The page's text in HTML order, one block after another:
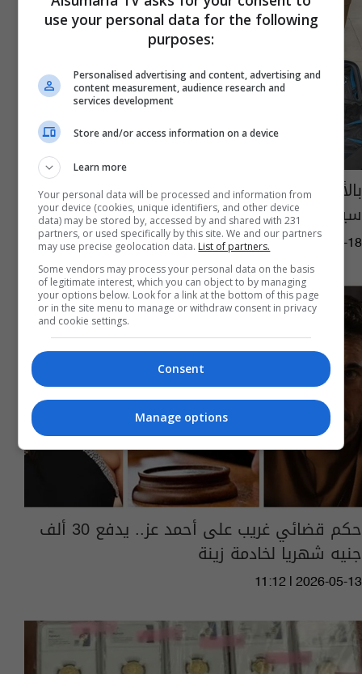
بالأرقام.. الداخلية تعلن نجاح أضخم عملية
سيبرانية في المنطقة
15:33 | 2026-05-18
حكم قضائي غريب على أحمد عز.. يدفع 30 ألف
جنيه شهريا لخادمة زينة
11:12 | 2026-05-13
use your personal data for the following
purposes:
Personalised advertising and content, advertising and
content measurement, audience research and
services development
Store and/or access information on a device
Learn more
Your personal data will be processed and information from
your device (cookies, unique identifiers, and other device
data) may be stored by, accessed by and shared with 231
partners, or used specifically by this site. We and our partners
may use precise geolocation data. List of partners.
Some vendors may process your personal data on the basis
of legitimate interest, which you can object to by managing
your options below. Look for a link at the bottom of this page
or in the site menu to manage or withdraw consent in privacy
and cookie settings.
Consent
Manage options